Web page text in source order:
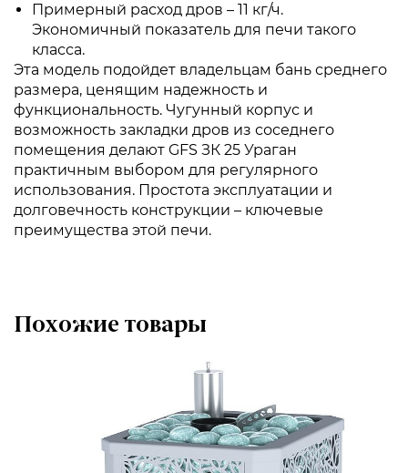
Примерный расход дров – 11 кг/ч.
Экономичный показатель для печи такого
класса.
Эта модель подойдет владельцам бань среднего
размера, ценящим надежность и
функциональность. Чугунный корпус и
возможность закладки дров из соседнего
помещения делают GFS ЗК 25 Ураган
практичным выбором для регулярного
использования. Простота эксплуатации и
долговечность конструкции – ключевые
преимущества этой печи.
Похожие товары